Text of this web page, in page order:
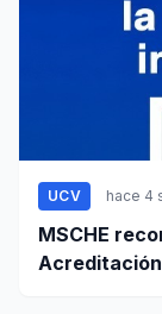
UCV hace 4
MSCHE